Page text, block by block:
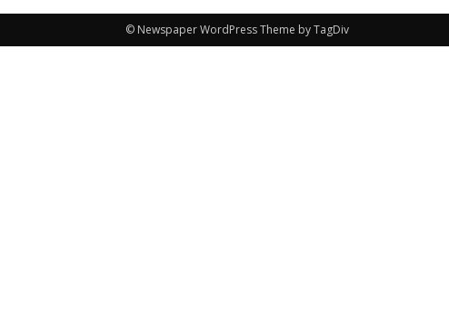
© Newspaper WordPress Theme by TagDiv